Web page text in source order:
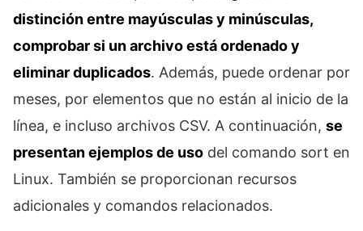
distinción entre mayúsculas y minúsculas,
comprobar si un archivo está ordenado y
eliminar duplicados. Además, puede ordenar por
meses, por elementos que no están al inicio de la
línea, e incluso archivos CSV. A continuación, se
presentan ejemplos de uso del comando sort en
Linux. También se proporcionan recursos
adicionales y comandos relacionados.